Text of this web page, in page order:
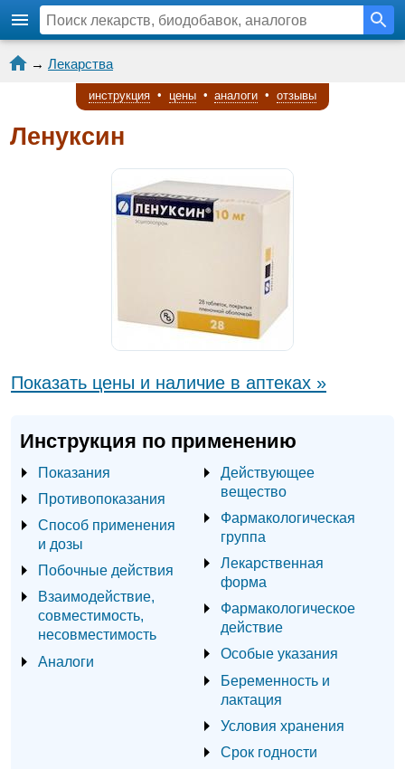
→ Лекарства
инструкция • цены • аналоги • отзывы
Ленуксин
Показать цены и наличие в аптеках »
Инструкция по применению
Показания
Противопоказания
Способ применения
и дозы
Побочные действия
Взаимодействие,
совместимость,
несовместимость
Аналоги
Действующее
вещество
Фармакологическая
группа
Лекарственная
форма
Фармакологическое
действие
Особые указания
Беременность и
лактация
Условия хранения
Срок годности